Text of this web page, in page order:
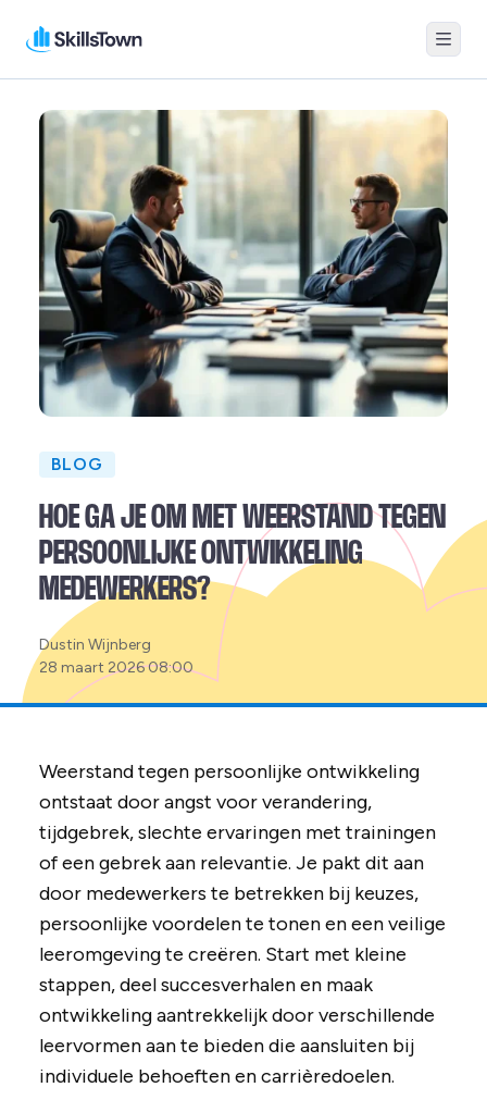
Menu
BLOG
HOE GA JE OM MET WEERSTAND TEGEN
PERSOONLIJKE ONTWIKKELING
MEDEWERKERS?
Posted
by:
Dustin Wijnberg
28 maart 2026 08:00
Weerstand tegen persoonlijke ontwikkeling
ontstaat door angst voor verandering,
tijdgebrek, slechte ervaringen met trainingen
of een gebrek aan relevantie. Je pakt dit aan
door medewerkers te betrekken bij keuzes,
persoonlijke voordelen te tonen en een veilige
leeromgeving te creëren. Start met kleine
stappen, deel succesverhalen en maak
ontwikkeling aantrekkelijk door verschillende
leervormen aan te bieden die aansluiten bij
individuele behoeften en carrièredoelen.